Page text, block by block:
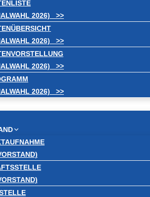
2026) >>
2026) >>
2026) >>
2026) >>